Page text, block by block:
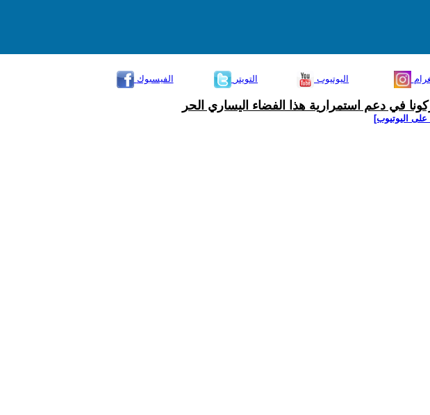
الفيسبوك
التويتر اليوتيوب
في دعم استمرارية هذا الفضاء اليساري الحر
اليوتيوب]